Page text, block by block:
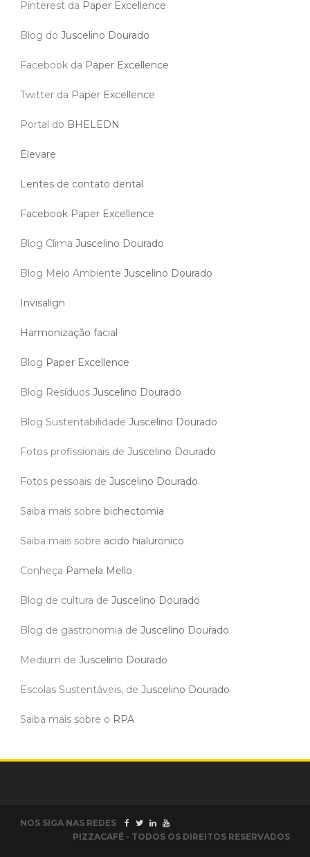
Pinterest da Paper Excellence
Blog do Juscelino Dourado
Facebook da Paper Excellence
Twitter da Paper Excellence
Portal do BHELEDN
Elevare
Lentes de contato dental
Facebook Paper Excellence
Blog Clima Juscelino Dourado
Blog Meio Ambiente Juscelino Dourado
Invisalign
Harmonização facial
Blog Paper Excellence
Blog Resíduos Juscelino Dourado
Blog Sustentabilidade Juscelino Dourado
Fotos profissionais de Juscelino Dourado
Fotos pessoais de Juscelino Dourado
Saiba mais sobre bichectomia
Saiba mais sobre acido hialuronico
Conheça Pamela Mello
Blog de cultura de Juscelino Dourado
Blog de gastronomia de Juscelino Dourado
Medium de Juscelino Dourado
Escolas Sustentáveis, de Juscelino Dourado
Saiba mais sobre o RPA
NOS SIGA NAS REDES
PIZZACAFÉ - TODOS OS DIREITOS RESERVADOS